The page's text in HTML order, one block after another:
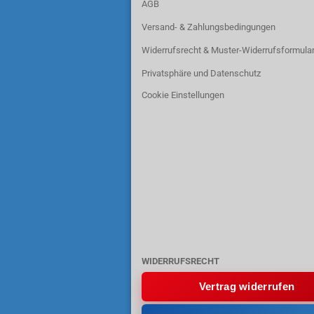
AGB
Versand- & Zahlungsbedingungen
Widerrufsrecht & Muster-Widerrufsformular
Privatsphäre und Datenschutz
Cookie Einstellungen
WIDERRUFSRECHT
Vertrag widerrufen